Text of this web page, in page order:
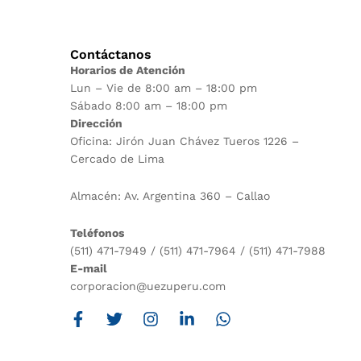
Contáctanos
Horarios de Atención
Lun – Vie de 8:00 am – 18:00 pm
Sábado 8:00 am – 18:00 pm
Dirección
Oficina: Jirón Juan Chávez Tueros 1226 –
Cercado de Lima
Almacén: Av. Argentina 360 – Callao
Teléfonos
(511) 471-7949 / (511) 471-7964 / (511) 471-7988
E-mail
corporacion@uezuperu.com